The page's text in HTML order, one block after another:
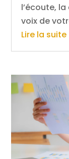
l’écoute,
voix de
Lire la suite